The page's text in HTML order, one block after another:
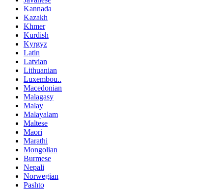
Kannada
Kazakh
Khmer
Kurdish
Kyrgyz
Latin
Latvian
Lithuanian
Luxembou..
Macedonian
Malagasy
Malay
Malayalam
Maltese
Maori
Marathi
Mongolian
Burmese
Nepali
Norwegian
Pashto